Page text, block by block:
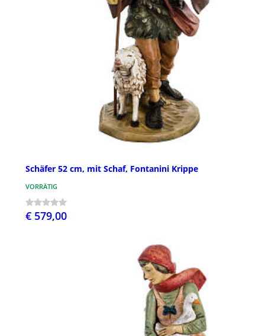
Schäfer 52 cm, mit Schaf, Fontanini Krippe
VORRÄTIG
€ 579,00